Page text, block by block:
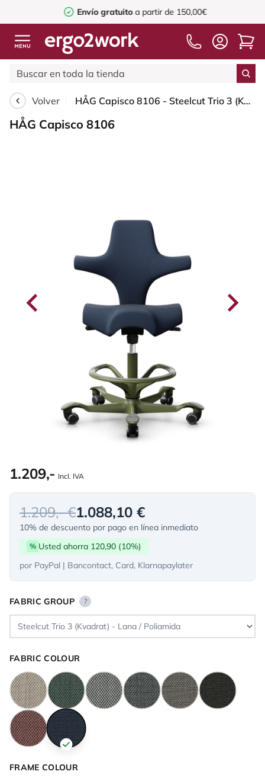
Envío gratuitoa partir de 150,00€
Volver HÅG Capisco 8106 - Steelcut Trio 3 (Kvadrat) - Lana / Poliamida - STT796 - Blue - Moss Grey - 200 mm (seat height 46-64cm) - Hard castors for soft floors
HÅG Capisco 8106
1.209,- Incl. IVA
1.209,- €1.088,10 €
10% de descuento por pago en línea inmediato
% Usted ahorra 120,90 (10%)
por PayPal | Bancontact, Card, Klarnapaylater
FABRIC GROUP ?
FABRIC COLOUR
FRAME COLOUR